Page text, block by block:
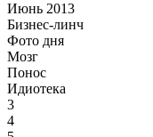
Июнь 2013
Бизнес-линч
Фото дня
Мозг
Понос
Идиотека
3
4